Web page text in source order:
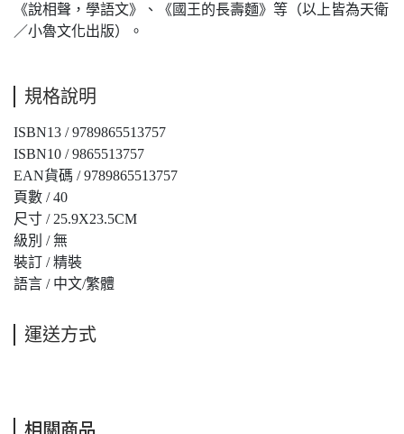
《說相聲，學語文》、《國王的長壽麵》等（以上皆為天衛
／小魯文化出版）。
規格說明
ISBN13 / 9789865513757
ISBN10 / 9865513757
EAN貨碼 / 9789865513757
頁數 / 40
尺寸 / 25.9X23.5CM
級別 / 無
裝訂 / 精裝
語言 / 中文/繁體
運送方式
相關商品